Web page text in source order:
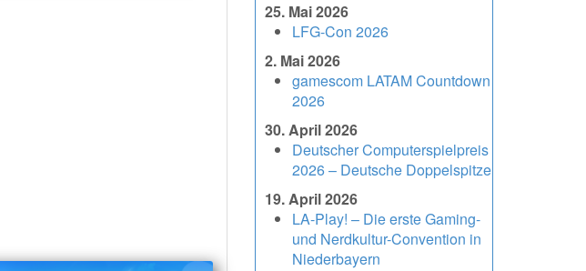
25. Mai 2026
LFG-Con 2026
2. Mai 2026
gamescom LATAM Countdown
2026
30. April 2026
Deutscher Computerspielpreis
2026 – Deutsche Doppelspitze
19. April 2026
LA-Play! – Die erste Gaming-
und Nerdkultur-Convention in
Niederbayern